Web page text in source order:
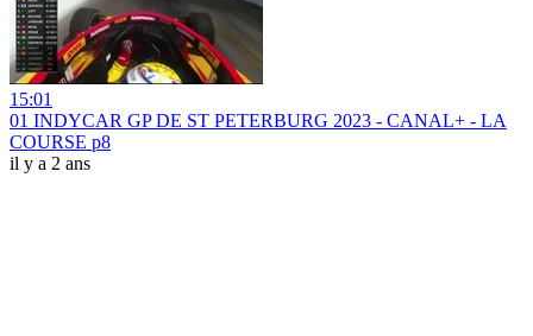
15:01
01 INDYCAR GP DE ST PETERBURG 2023 - CANAL+ - LA
COURSE p8
il y a 2 ans